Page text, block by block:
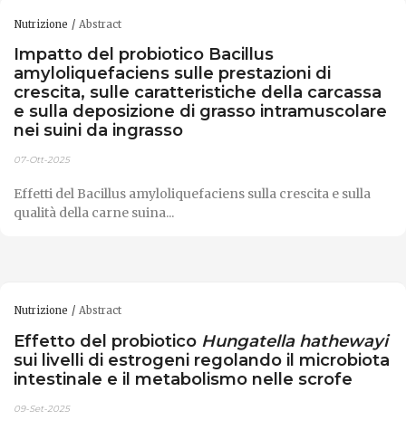
Nutrizione Abstract
Impatto del probiotico Bacillus
amyloliquefaciens sulle prestazioni di
crescita, sulle caratteristiche della carcassa
e sulla deposizione di grasso intramuscolare
nei suini da ingrasso
07-Ott-2025
Effetti del Bacillus amyloliquefaciens sulla crescita e sulla
qualità della carne suina...
Nutrizione Abstract
Effetto del probiotico Hungatella hathewayi
sui livelli di estrogeni regolando il microbiota
intestinale e il metabolismo nelle scrofe
09-Set-2025